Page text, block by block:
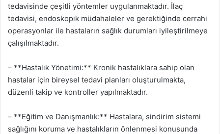
tedavisinde çeşitli yöntemler uygulanmaktadır. İlaç
tedavisi, endoskopik müdahaleler ve gerektiğinde cerrahi
operasyonlar ile hastaların sağlık durumları iyileştirilmeye
çalışılmaktadır.
– **Hastalık Yönetimi:** Kronik hastalıklara sahip olan
hastalar için bireysel tedavi planları oluşturulmakta,
düzenli takip ve kontroller yapılmaktadır.
– **Eğitim ve Danışmanlık:** Hastalara, sindirim sistemi
sağlığını koruma ve hastalıkların önlenmesi konusunda